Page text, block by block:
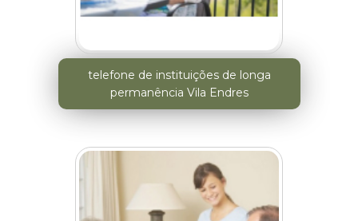
telefone de instituições de longa
permanência Vila Endres